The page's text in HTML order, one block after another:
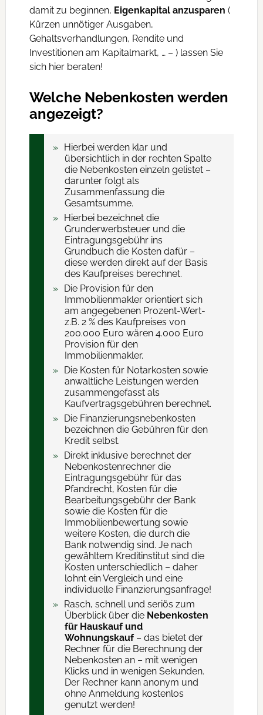
damit zu beginnen, Eigenkapital anzusparen (
Kürzen unnötiger Ausgaben,
Gehaltsverhandlungen, Rendite und
Investitionen am Kapitalmarkt, … – ) lassen Sie
sich hier beraten!
Welche Nebenkosten werden
angezeigt?
Hierbei werden klar und
übersichtlich in der rechten Spalte
die Nebenkosten einzeln gelistet –
darunter folgt als
Zusammenfassung die
Gesamtsumme.
Hierbei bezeichnet die
Grunderwerbsteuer und die
Eintragungsgebühr ins
Grundbuch die Kosten dafür –
diese werden direkt auf der Basis
des Kaufpreises berechnet.
Die Provision für den
Immobilienmakler orientiert sich
am angegebenen Prozent-Wert-
z.B. 2 % des Kaufpreises von
200.000 Euro wären 4.000 Euro
Provision für den
Immobilienmakler.
Die Kosten für Notarkosten sowie
anwaltliche Leistungen werden
zusammengefasst als
Kaufvertragsgebühren berechnet.
Die Finanzierungsnebenkosten
bezeichnen die Gebühren für den
Kredit selbst.
Direkt inklusive berechnet der
Nebenkostenrechner die
Eintragungsgebühr für das
Pfandrecht, Kosten für die
Bearbeitungsgebühr der Bank
sowie die Kosten für die
Immobilienbewertung sowie
weitere Kosten, die durch die
Bank notwendig sind. Je nach
gewähltem Kreditinstitut sind die
Kosten unterschiedlich – daher
lohnt ein Vergleich und eine
individuelle Finanzierungsanfrage!
Rasch, schnell und seriös zum
Überblick über die Nebenkosten
für Hauskauf und
Wohnungskauf– das bietet der
Rechner für die Berechnung der
Nebenkosten an – mit wenigen
Klicks und in wenigen Sekunden.
Der Rechner kann anonym und
ohne Anmeldung kostenlos
genutzt werden!